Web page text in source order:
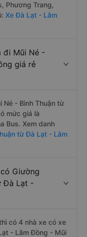
Phương Trang,
Xe Đà Lạt - Lâm
đi Mũi Né -
giá rẻ
Né - Bình Thuận từ
mức giá là
Bus. Xem danh
từ Đà Lạt - Lâm
Giường
Đà Lạt -
có 4 nhà xe có xe
- Lâm Đồng - Mũi